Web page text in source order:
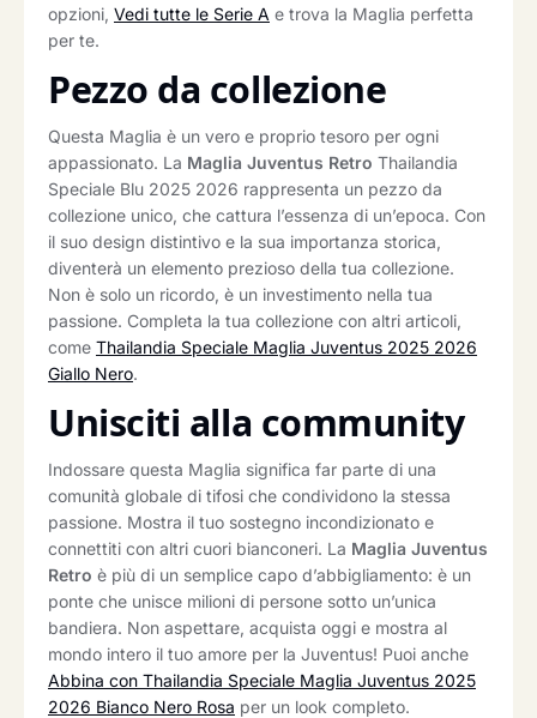
opzioni, Vedi tutte le Serie A e trova la Maglia perfetta
per te.
Pezzo da collezione
Questa Maglia è un vero e proprio tesoro per ogni
appassionato. La Maglia Juventus Retro Thailandia
Speciale Blu 2025 2026 rappresenta un pezzo da
collezione unico, che cattura l’essenza di un’epoca. Con
il suo design distintivo e la sua importanza storica,
diventerà un elemento prezioso della tua collezione.
Non è solo un ricordo, è un investimento nella tua
passione. Completa la tua collezione con altri articoli,
come Thailandia Speciale Maglia Juventus 2025 2026
Giallo Nero.
Unisciti alla community
Indossare questa Maglia significa far parte di una
comunità globale di tifosi che condividono la stessa
passione. Mostra il tuo sostegno incondizionato e
connettiti con altri cuori bianconeri. La Maglia Juventus
Retro è più di un semplice capo d’abbigliamento: è un
ponte che unisce milioni di persone sotto un’unica
bandiera. Non aspettare, acquista oggi e mostra al
mondo intero il tuo amore per la Juventus! Puoi anche
Abbina con Thailandia Speciale Maglia Juventus 2025
2026 Bianco Nero Rosa per un look completo.